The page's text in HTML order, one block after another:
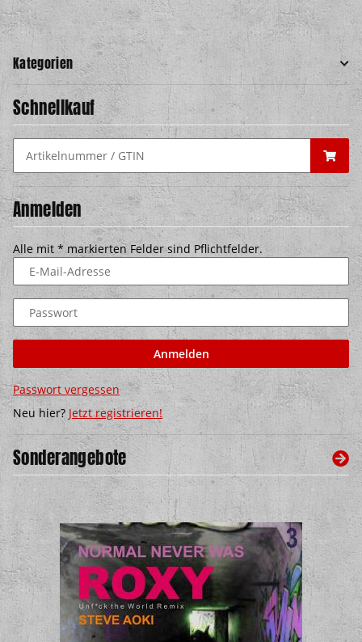
Kategorien
Schnellkauf
Anmelden
Alle mit *markierten Felder sind Pflichtfelder.
E-Mail-Adresse
Passwort
Anmelden
Passwort vergessen
Neu hier? Jetzt registrieren!
Sonderangebote